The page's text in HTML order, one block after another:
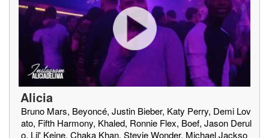
Alicia
Bruno Mars, Beyoncé, Justin Bieber, Katy Perry, Demi Lov
ato, Fifth Harmony, Khaled, Ronnie Flex, Boef, Jason Derul
o, Lil' Keine, Chaka Khan, Stevie Wonder, Michael Jackso